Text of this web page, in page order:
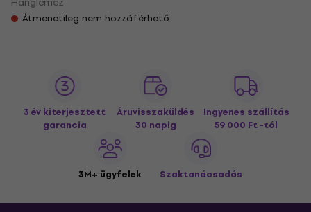
Átmenetileg nem hozzáférhető
3 év kiterjesztett
garancia
Áruvisszaküldés
30 napig
Ingyenes szállítás
59 000 Ft -tól
3M+ ügyfelek Szaktanácsadás